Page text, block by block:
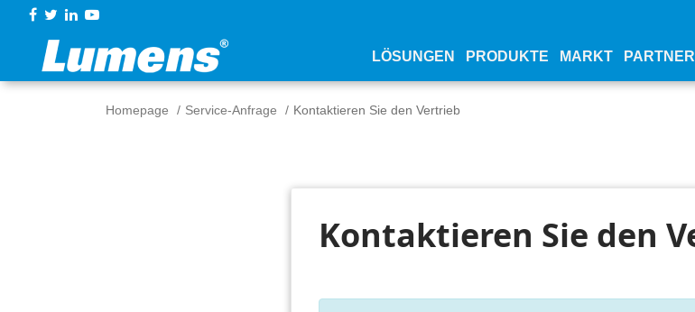
LÖSUNGEN PRODUKTE MARKT PARTNER
Homepage Service-Anfrage Kontaktieren Sie den Vertrieb
Kontaktieren Sie den